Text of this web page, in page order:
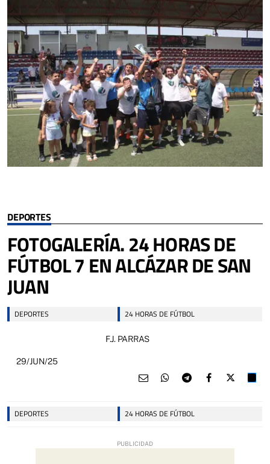
DEPORTES
FOTOGALERÍA. 24 HORAS DE
FÚTBOL 7 EN ALCÁZAR DE SAN
JUAN
DEPORTES 24 HORAS DE FÚTBOL
F.J. PARRAS
29/JUN/25
DEPORTES 24 HORAS DE FÚTBOL